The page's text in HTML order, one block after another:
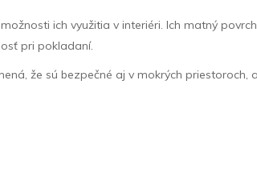
ich využitia v interiéri. Ich matný
pri pokladaní.
že sú bezpečné aj v mokrých priestoroch,